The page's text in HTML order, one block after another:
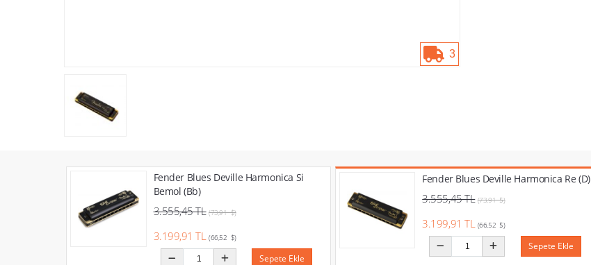
3
Fender Blues Deville Harmonica Si
Bemol (Bb)
3.555,45 TL (73,91 $)
3.199,91 TL(66,52 $)
Sepete Ekle
Fender Blues Deville Harmonica Re (D)
3.555,45 TL (73,91 $)
3.199,91 TL (66,52 $)
Sepete Ekle